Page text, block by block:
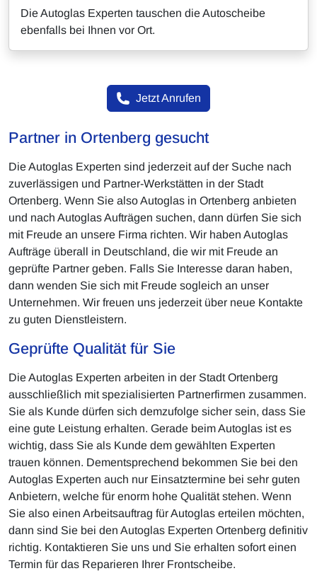
Die Autoglas Experten tauschen die Autoscheibe
ebenfalls bei Ihnen vor Ort.
Jetzt Anrufen
Partner in Ortenberg gesucht
Die Autoglas Experten sind jederzeit auf der Suche nach
zuverlässigen und Partner-Werkstätten in der Stadt
Ortenberg. Wenn Sie also Autoglas in Ortenberg anbieten
und nach Autoglas Aufträgen suchen, dann dürfen Sie sich
mit Freude an unsere Firma richten. Wir haben Autoglas
Aufträge überall in Deutschland, die wir mit Freude an
geprüfte Partner geben. Falls Sie Interesse daran haben,
dann wenden Sie sich mit Freude sogleich an unser
Unternehmen. Wir freuen uns jederzeit über neue Kontakte
zu guten Dienstleistern.
Geprüfte Qualität für Sie
Die Autoglas Experten arbeiten in der Stadt Ortenberg
ausschließlich mit spezialisierten Partnerfirmen zusammen.
Sie als Kunde dürfen sich demzufolge sicher sein, dass Sie
eine gute Leistung erhalten. Gerade beim Autoglas ist es
wichtig, dass Sie als Kunde dem gewählten Experten
trauen können. Dementsprechend bekommen Sie bei den
Autoglas Experten auch nur Einsatztermine bei sehr guten
Anbietern, welche für enorm hohe Qualität stehen. Wenn
Sie also einen Arbeitsauftrag für Autoglas erteilen möchten,
dann sind Sie bei den Autoglas Experten Ortenberg definitiv
richtig. Kontaktieren Sie uns und Sie erhalten sofort einen
Termin für das Reparieren Ihrer Frontscheibe.